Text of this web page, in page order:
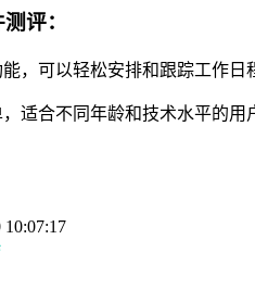
评：
，可以轻松安排和跟踪工作日
适合不同年龄和技术水平的用